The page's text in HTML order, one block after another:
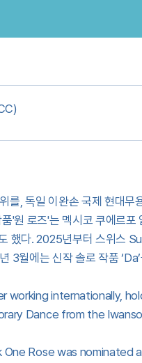
를, 독일 이완손 국제 현대무
'원 로즈'는 멕시코 쿠에르포
했다. 2025년부터 스위스
3월에는 신작 솔로 작품
working internationally,
Dance from the
One Rose was nominated